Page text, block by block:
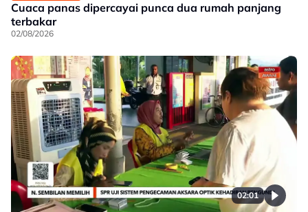
Cuaca panas dipercayai punca dua rumah panjang
terbakar
02/08/2026
02:01